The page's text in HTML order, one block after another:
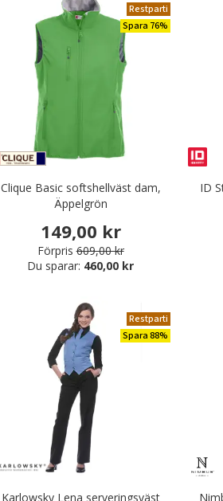
Restparti
Spara 76%
Clique Basic softshellväst dam,
Äppelgrön
149,00 kr
Förpris 609,00 kr
Du sparar: 460,00 kr
ID
Restparti
Spara 88%
Karlowsky Lena serveringsväst